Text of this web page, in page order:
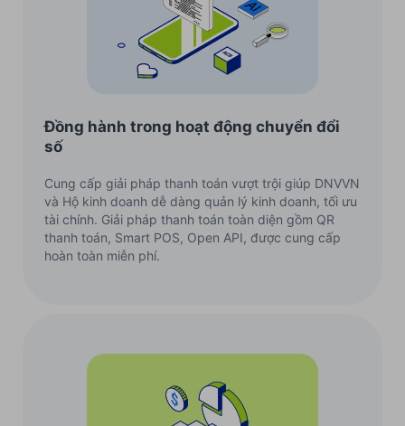
Đồng hành trong hoạt động chuyển đổi
số
Cung cấp giải pháp thanh toán vượt trội giúp DNVVN
và Hộ kinh doanh dễ dàng quản lý kinh doanh, tối ưu
tài chính. Giải pháp thanh toán toàn diện gồm QR
thanh toán, Smart POS, Open API, được cung cấp
hoàn toàn miễn phí.